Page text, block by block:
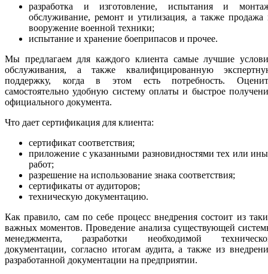
разработка и изготовление, испытания и
обслуживание, ремонт и утилизация, а также продажа
вооружение военной техники;
испытание и хранение боеприпасов и прочее.
Мы предлагаем для каждого клиента самые лучшие
обслуживания, а также квалифицированную
поддержку, когда в этом есть потребность.
самостоятельно удобную систему оплаты и быстрое
официального документа.
Что дает сертификация для клиента:
сертификат соответствия;
приложение с указанными разновидностями тех или
работ;
разрешение на использование знака соответствия;
сертификаты от аудиторов;
техническую документацию.
Как правило, сам по себе процесс внедрения состоит из
важных моментов. Проведение анализа существующей
менеджмента, разработки необходимой
документации, согласно итогам аудита, а также из
разработанной документации на предприятии.